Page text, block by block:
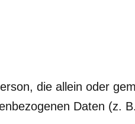
die allein oder
Daten (z.